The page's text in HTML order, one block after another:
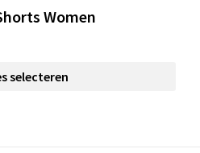
Women
selecteren